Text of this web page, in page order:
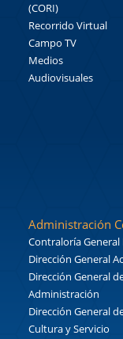
(CORI)
Recorrido Virtual
Campo TV
Medios
Audiovisuales
Administración
Contraloría
Dirección General
Dirección General
Administración
Dirección General
Cultura y Servicio